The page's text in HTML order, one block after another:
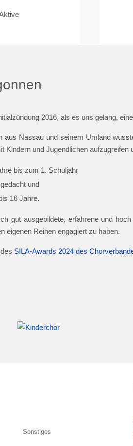
2016, als es uns gelang,
Nassau und seinem Umland
und Jugendlichen
bis zum 1. Schuljahr
und
16 Jahre.
gut ausgebildete, erfahrene und
eigenen Reihen engagiert zu haben.
SILA-Awards 2024 des